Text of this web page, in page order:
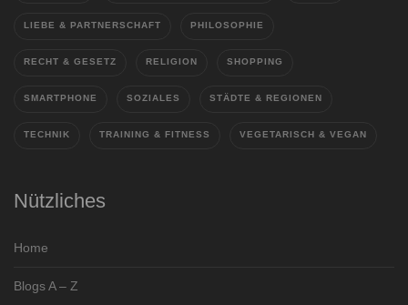
LIEBE & PARTNERSCHAFT PHILOSOPHIE
RECHT & GESETZ RELIGION SHOPPING
SMARTPHONE SOZIALES STÄDTE & REGIONEN
TECHNIK TRAINING & FITNESS VEGETARISCH & VEGAN
Nützliches
Home
Blogs A – Z